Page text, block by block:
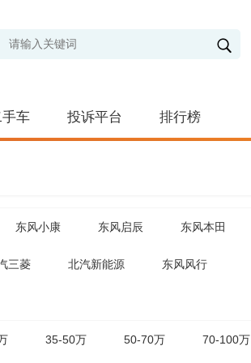
车 投诉平台 排行榜
东风小康 东风启辰 东风本田
三菱 北汽新能源 东风风行
35-50万 50-70万 70-100万